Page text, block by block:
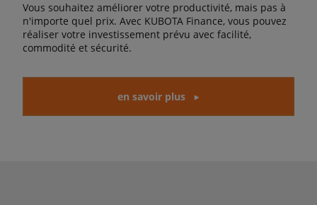
Vous souhaitez améliorer votre productivité, mais pas à
n'importe quel prix. Avec KUBOTA Finance, vous pouvez
réaliser votre investissement prévu avec facilité,
commodité et sécurité.
en savoir plus